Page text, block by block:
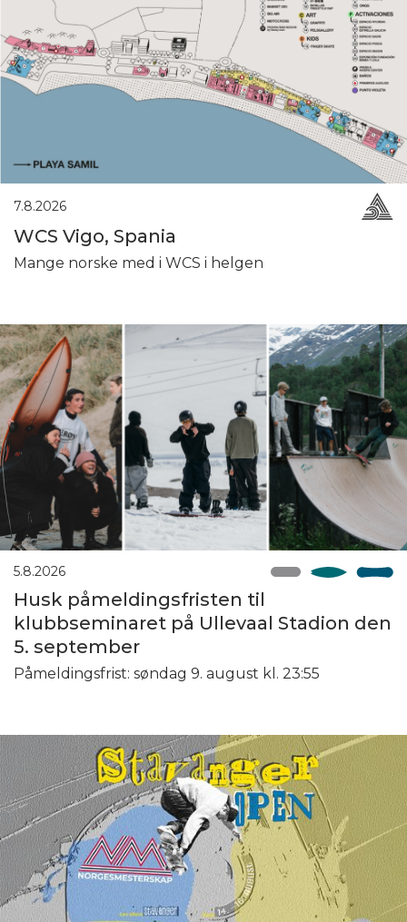
7.8.2026
WCS Vigo, Spania
Mange norske med i WCS i helgen
5.8.2026
Husk påmeldingsfristen til
klubbseminaret på Ullevaal Stadion den
5. september
Påmeldingsfrist: søndag 9. august kl. 23:55